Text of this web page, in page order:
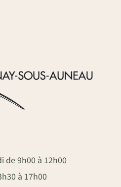
de 9h00 à 12h00
à 17h00